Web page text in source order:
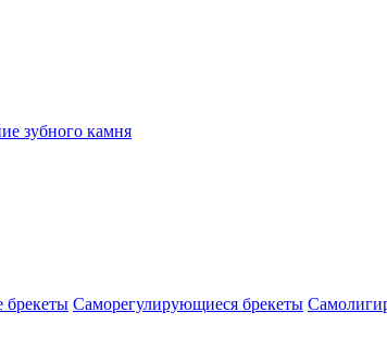
зубного камня
Саморегулирующиеся брекеты